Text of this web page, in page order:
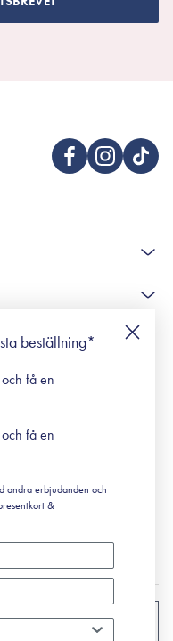
beställning*
få en
få en
andra erbjudanden och
&